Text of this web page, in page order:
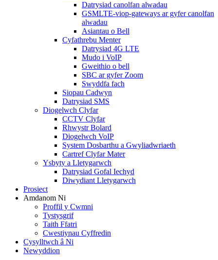
Datrysiad canolfan alwadau
GSMLTE-viop-gateways ar gyfer canolfan
alwadau
Asiantau o Bell
Cyfathrebu Menter
Datrysiad 4G LTE
Mudo i VoIP
Gweithio o bell
SBC ar gyfer Zoom
Swyddfa fach
Siopau Cadwyn
Datrysiad SMS
Diogelwch Clyfar
CCTV Clyfar
Rhwystr Bolard
Diogelwch VoIP
System Dosbarthu a Gwyliadwriaeth
Cartref Clyfar Mater
Ysbyty a Lletygarwch
Datrysiad Gofal Iechyd
Diwydiant Lletygarwch
Prosiect
Amdanom Ni
Proffil y Cwmni
Tystysgrif
Taith Ffatri
Cwestiynau Cyffredin
Cysylltwch â Ni
Newyddion